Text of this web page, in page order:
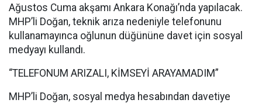
Ağustos Cuma akşamı Ankara Konağı’nda yapılacak.
MHP’li Doğan, teknik arıza nedeniyle telefonunu
kullanamayınca oğlunun düğününe davet için sosyal
medyayı kullandı.
“TELEFONUM ARIZALI, KİMSEYİ ARAYAMADIM”
MHP’li Doğan, sosyal medya hesabından davetiye